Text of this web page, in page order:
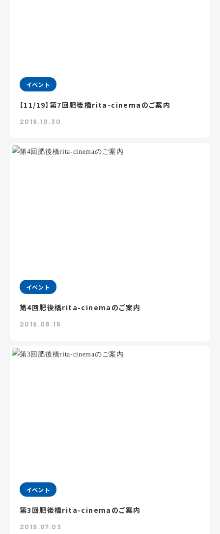
イベント
【11/19】第7回肥後橋rita-cinemaのご案内
2019.10.30
イベント
第4回肥後橋rita-cinemaのご案内
2019.08.15
イベント
第3回肥後橋rita-cinemaのご案内
2019.07.03